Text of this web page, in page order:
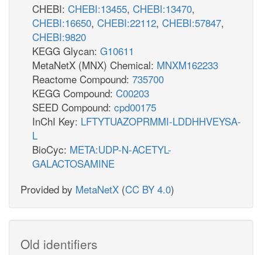
CHEBI: CHEBI:13455, CHEBI:13470,
CHEBI:16650, CHEBI:22112, CHEBI:57847,
CHEBI:9820
KEGG Glycan: G10611
MetaNetX (MNX) Chemical: MNXM162233
Reactome Compound: 735700
KEGG Compound: C00203
SEED Compound: cpd00175
InChI Key: LFTYTUAZOPRMMI-LDDHHVEYSA-
L
BioCyc: META:UDP-N-ACETYL-
GALACTOSAMINE
Provided by MetaNetX (CC BY 4.0)
Old identifiers